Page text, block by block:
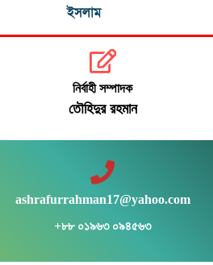
ইসলাম
নির্বাহী সম্পাদক
তৌহিদুর রহমান
ashrafurrahman17@yahoo.com
+৮৮ ০১৯৬৩ ০৯৪৫৬৩